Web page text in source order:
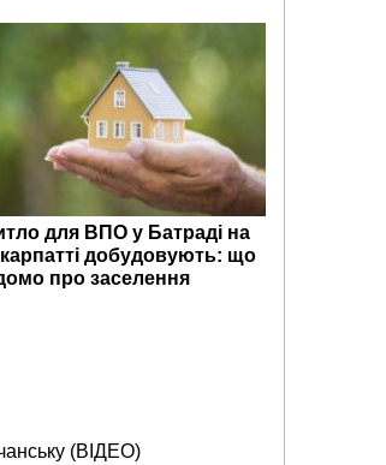
для ВПО у Батраді на
добудовують: що
про заселення
(ВІДЕО)